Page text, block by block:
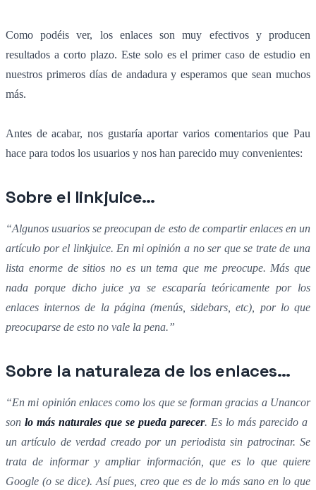
Como podéis ver, los enlaces son muy efectivos y producen
resultados a corto plazo. Este solo es el primer caso de estudio en
nuestros primeros días de andadura y esperamos que sean muchos
más.
Antes de acabar, nos gustaría aportar varios comentarios que Pau
hace para todos los usuarios y nos han parecido muy convenientes:
Sobre el linkjuice…
“Algunos usuarios se preocupan de esto de compartir enlaces en un
artículo por el linkjuice. En mi opinión a no ser que se trate de una
lista enorme de sitios no es un tema que me preocupe. Más que
nada porque dicho juice ya se escaparía teóricamente por los
enlaces internos de la página (menús, sidebars, etc), por lo que
preocuparse de esto no vale la pena.”
Sobre la naturaleza de los enlaces…
“En mi opinión enlaces como los que se forman gracias a Unancor
son lo más naturales que se pueda parecer. Es lo más parecido a
un artículo de verdad creado por un periodista sin patrocinar. Se
trata de informar y ampliar información, que es lo que quiere
Google (o se dice). Así pues, creo que es de lo más sano en lo que